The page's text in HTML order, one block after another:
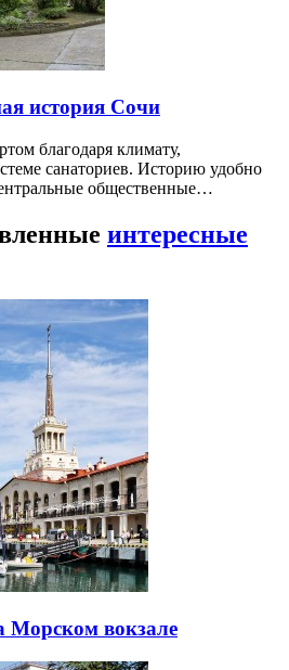
история Сочи
благодаря климату,
санаториев. Историю удобно
общественные…
интересные
Морском вокзале